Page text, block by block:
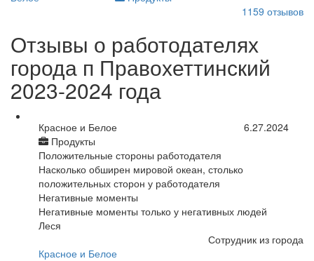
1159 отзывов
Отзывы о работодателях
города п Правохеттинский
2023-2024 года
Красное и Белое
Продукты
6.27.2024
Положительные стороны работодателя
Насколько обширен мировой океан, столько
положительных сторон у работодателя
Негативные моменты
Негативные моменты только у негативных людей
Леся
Сотрудник из города
Красное и Белое